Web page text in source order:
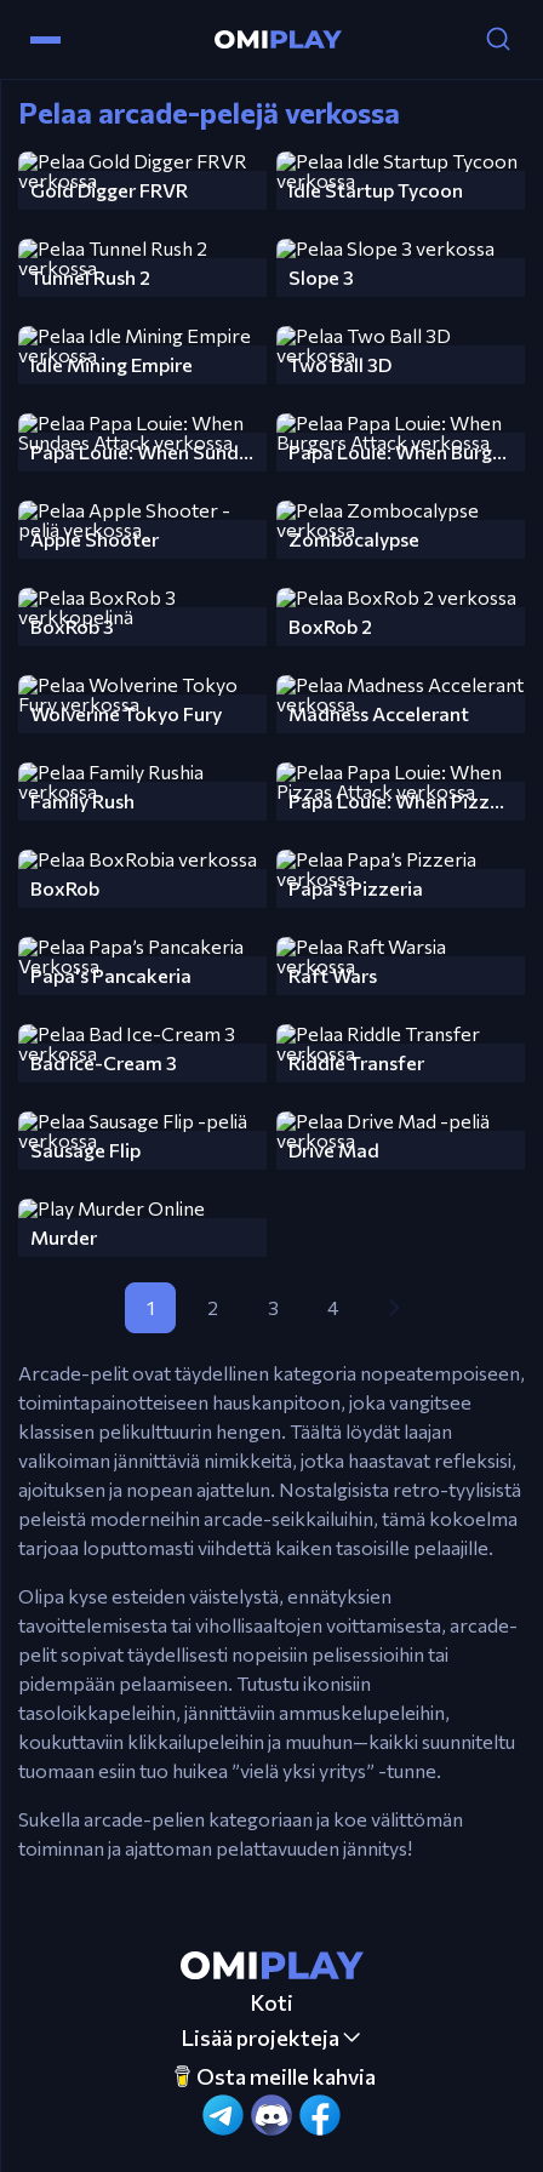
Pelaa arcade-pelejä verkossa
Gold Digger FRVR Idle Startup Tycoon
Tunnel Rush 2 Slope 3
Idle Mining Empire Two Ball 3D
Papa Louie: When Sundaes Attack Papa Louie: When Burgers Attack
Apple Shooter Zombocalypse
BoxRob 3 BoxRob 2
Wolverine Tokyo Fury Madness Accelerant
Family Rush Papa Louie: When Pizzas Attack
BoxRob Papa's Pizzeria
Papa's Pancakeria Raft Wars
Bad Ice-Cream 3 Riddle Transfer
Sausage Flip Drive Mad
Murder
1 2 3 4
Arcade-pelit ovat täydellinen kategoria nopeatempoiseen,
toimintapainotteiseen hauskanpitoon, joka vangitsee
klassisen pelikulttuurin hengen. Täältä löydät laajan
valikoiman jännittäviä nimikkeitä, jotka haastavat refleksisi,
ajoituksen ja nopean ajattelun. Nostalgisista retro-tyylisistä
peleistä moderneihin arcade-seikkailuihin, tämä kokoelma
tarjoaa loputtomasti viihdettä kaiken tasoisille pelaajille.
Olipa kyse esteiden väistelystä, ennätyksien
tavoittelemisesta tai vihollisaaltojen voittamisesta, arcade-
pelit sopivat täydellisesti nopeisiin pelisessioihin tai
pidempään pelaamiseen. Tutustu ikonisiin
tasoloikkapeleihin, jännittäviin ammuskelupeleihin,
koukuttaviin klikkailupeleihin ja muuhun—kaikki suunniteltu
tuomaan esiin tuo huikea ”vielä yksi yritys” -tunne.
Sukella arcade-pelien kategoriaan ja koe välittömän
toiminnan ja ajattoman pelattavuuden jännitys!
Koti
Lisää projekteja
Osta meille kahvia